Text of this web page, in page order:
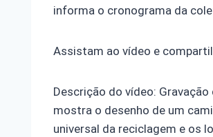
informa o cronograma da
Assistam ao vídeo e
Descrição do vídeo:
mostra o desenho de um
universal da reciclagem e os